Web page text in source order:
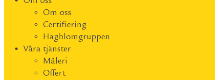
Om oss
Certifiering
Hagblomgruppen
Våra tjänster
Måleri
Offert